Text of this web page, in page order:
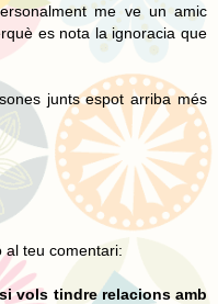
me ve un amic
es nota la ignoracia que
junts espot arriba més
al teu comentari:
vols tindre relacions amb